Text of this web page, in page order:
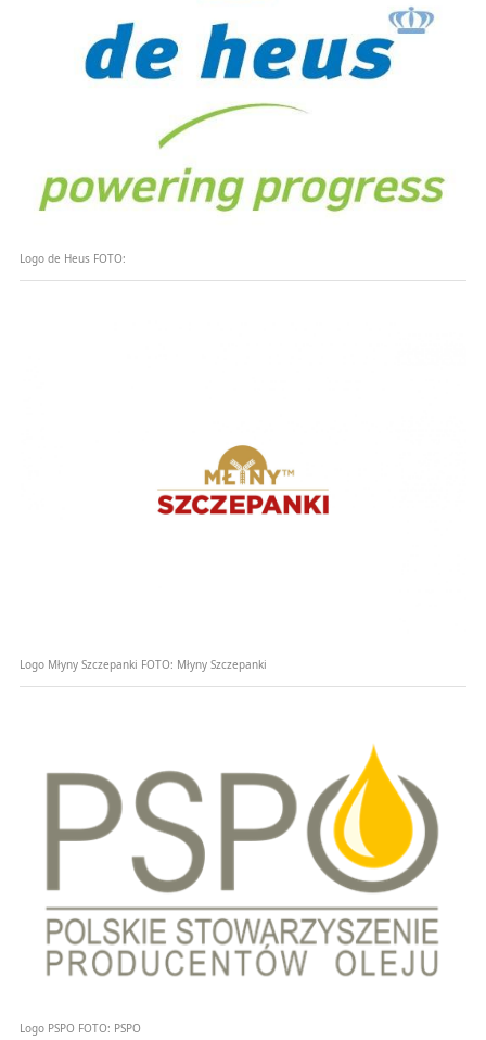
Logo de Heus FOTO:
Logo Młyny Szczepanki FOTO: Młyny Szczepanki
Logo PSPO FOTO: PSPO